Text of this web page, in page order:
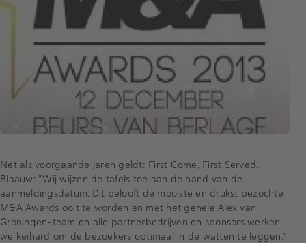
Net als voorgaande jaren geldt: First Come, First Served.
Blaauw: "Wij wijzen de tafels toe aan de hand van de
aanmeldingsdatum. Dit belooft de mooiste en drukst bezochte
M&A Awards ooit te worden en met het gehele Alex van
Groningen-team en alle partnerbedrijven en sponsors werken
we keihard om de bezoekers optimaal in de watten te leggen."